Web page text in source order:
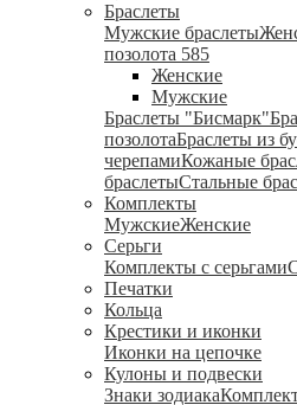
Браслеты
Мужские браслеты
позолота 585
Женские
Мужские
Браслеты "Бисмарк"
позолотаБраслеты из
черепамиКожаные
браслетыСтальные
Комплекты
МужскиеЖенские
Серьги
Комплекты с серьгами
Печатки
Кольца
Крестики и иконки
Иконки на цепочке
Кулоны и подвески
Знаки зодиака